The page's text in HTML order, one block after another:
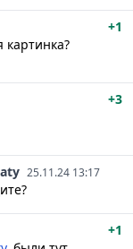
+1
картинка?
+3
25.11.24 13:17
+1